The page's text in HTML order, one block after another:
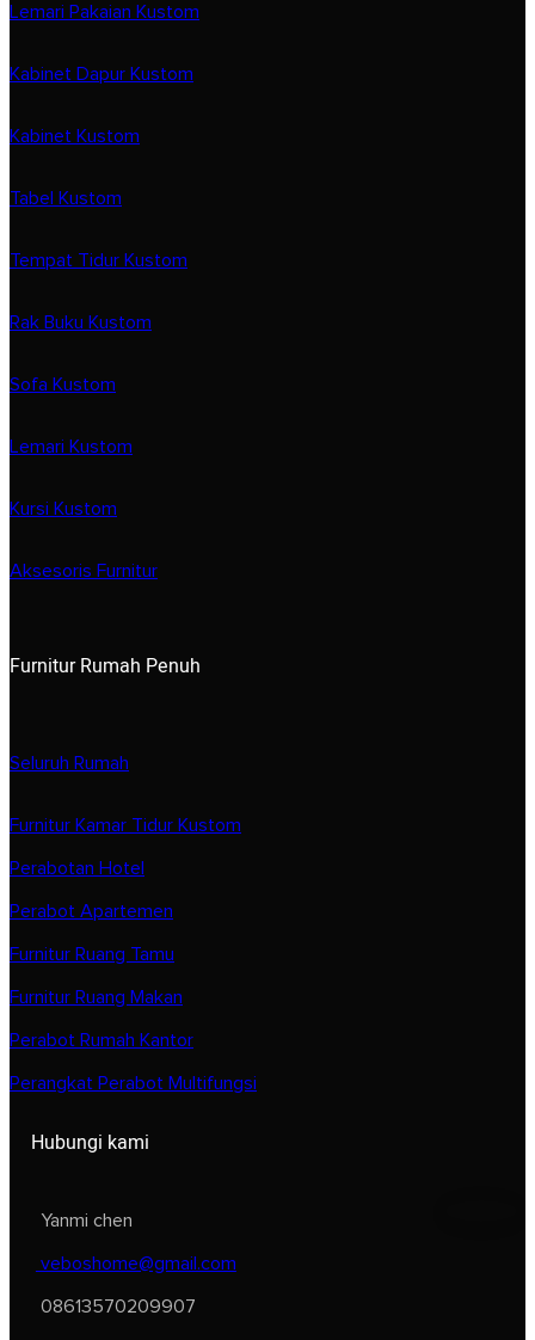
Lemari Pakaian Kustom
Kabinet Dapur Kustom
Kabinet Kustom
Tabel Kustom
Tempat Tidur Kustom
Rak Buku Kustom
Sofa Kustom
Lemari Kustom
Kursi Kustom
Aksesoris Furnitur
Furnitur Rumah Penuh
Seluruh Rumah
Furnitur Kamar Tidur Kustom
Perabotan Hotel
Perabot Apartemen
Furnitur Ruang Tamu
Furnitur Ruang Makan
Perabot Rumah Kantor
Perangkat Perabot Multifungsi
Hubungi kami
Yanmi chen
veboshome@gmail.com
08613570209907